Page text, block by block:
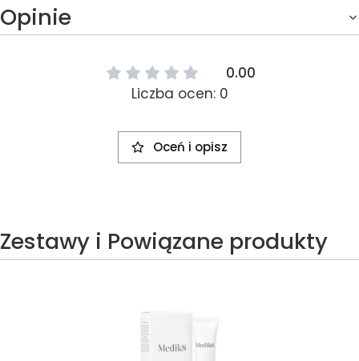
Opinie
0.00
Liczba ocen: 0
Oceń i opisz
Zestawy i Powiązane produkty